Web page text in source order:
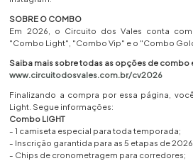
SOBRE O COMBO
Em 2026, o Circuito dos Vales conta
"Combo Light", "Combo Vip" e o "Combo
Saiba mais sobre todas as opções de combo
www.circuitodosvales.com.br/cv2026
Finalizando a compra por essa página,
Light. Segue informações:
Combo LIGHT
- 1 camiseta especial para toda temporada;
- Inscrição garantida para as 5 etapas de
- Chips de cronometragem para corredores;